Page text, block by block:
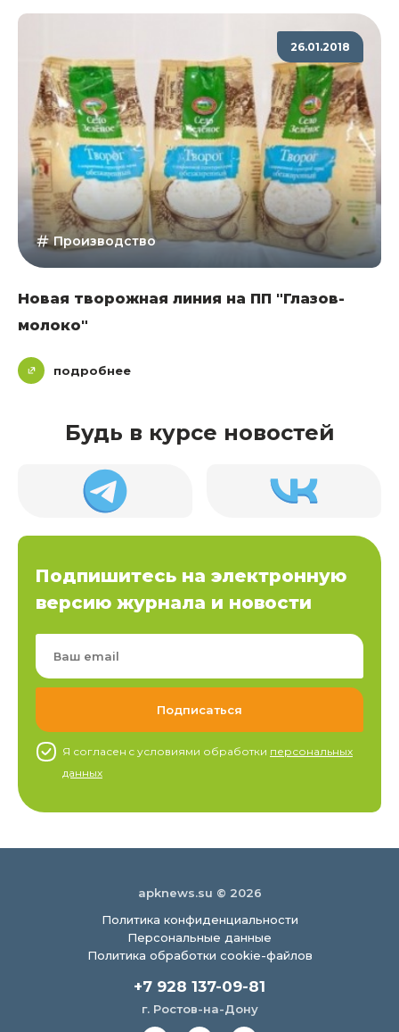
26.01.2018
Производство
Новая творожная линия на ПП "Глазов-
молоко"
подробнее
Будь в курсе новостей
Подпишитесь на электронную
версию журнала и новости
Я согласен c условиями обработки персональных
данных
apknews.su © 2026
Политика конфиденциальности
Персональные данные
Политика обработки cookie-файлов
+7 928 137-09-81
г. Ростов-на-Дону